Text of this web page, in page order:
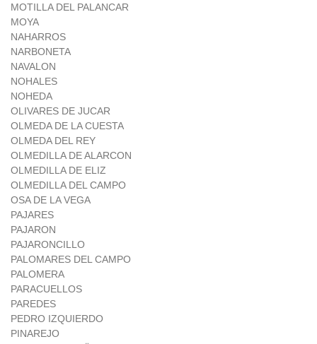
MOTILLA DEL PALANCAR
MOYA
NAHARROS
NARBONETA
NAVALON
NOHALES
NOHEDA
OLIVARES DE JUCAR
OLMEDA DE LA CUESTA
OLMEDA DEL REY
OLMEDILLA DE ALARCON
OLMEDILLA DE ELIZ
OLMEDILLA DEL CAMPO
OSA DE LA VEGA
PAJARES
PAJARON
PAJARONCILLO
PALOMARES DEL CAMPO
PALOMERA
PARACUELLOS
PAREDES
PEDRO IZQUIERDO
PINAREJO